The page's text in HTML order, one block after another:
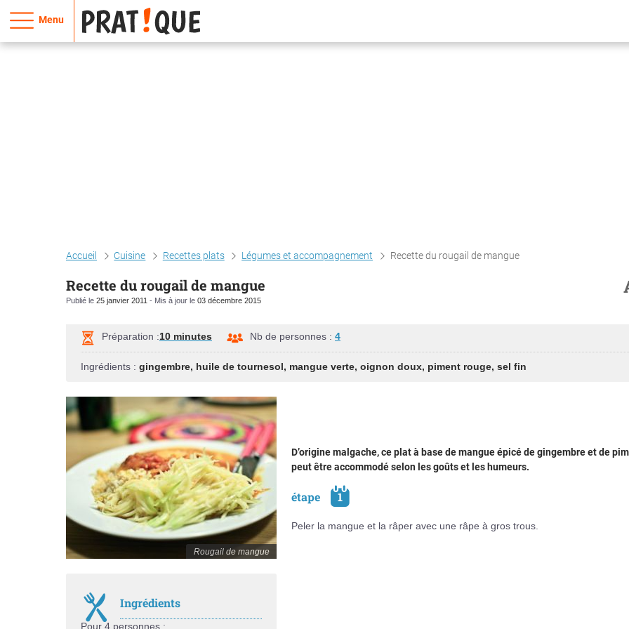
Menu
Accueil Cuisine Recettes plats Légumes et accompagnement Recette du rougail de mangue
Recette du rougail de mangue
Publié le 25 janvier 2011 - Mis à jour le 03 décembre 2015
Préparation :10 minutes Nb de personnes : 4
Ingrédients : gingembre, huile de tournesol, mangue verte, oignon doux, piment rouge, sel fin
Rougail de mangue
D’origine malgache, ce plat à base de mangue épicé de gingembre et de
peut être accommodé selon les goûts et les humeurs.
Ingrédients
Pour 4 personnes :
étape 1
Peler la mangue et la râper avec une râpe à gros trous.